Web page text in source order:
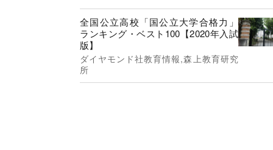
全国公立高校「国公立大学合格力」
ランキング・ベスト100【2020年入試
版】
ダイヤモンド社教育情報,森上教育研究
所